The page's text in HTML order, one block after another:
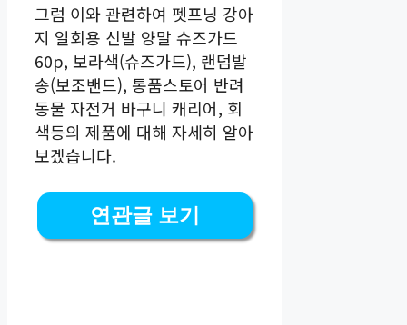
그럼 이와 관련하여 펫프닝 강아
지 일회용 신발 양말 슈즈가드
60p, 보라색(슈즈가드), 랜덤발
송(보조밴드), 통품스토어 반려
동물 자전거 바구니 캐리어, 회
색등의 제품에 대해 자세히 알아
보겠습니다.
연관글 보기